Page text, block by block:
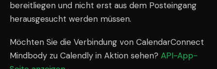
bereitliegen und nicht erst aus dem Posteingang
herausgesucht werden müssen.
Möchten Sie die Verbindung von CalendarConnect
Mindbody zu Calendly in Aktion sehen? API-App-